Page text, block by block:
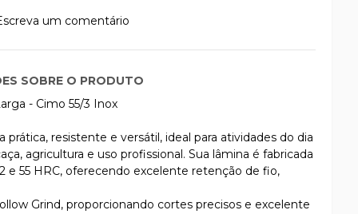
um comentário
SOBRE O PRODUTO
- Cimo 55/3 Inox
resistente e versátil, ideal para atividades do dia
agricultura e uso profissional. Sua lâmina é fabricada
e 55 HRC, oferecendo excelente retenção de fio,
Grind, proporcionando cortes precisos e excelente